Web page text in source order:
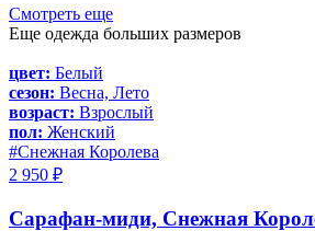
Смотреть еще
Еще одежда больших размеров
цвет: Белый
сезон: Весна, Лето
возраст: Взрослый
пол: Женский
#Снежная Королева
2 950 ₽
Сарафан-миди, Снежная